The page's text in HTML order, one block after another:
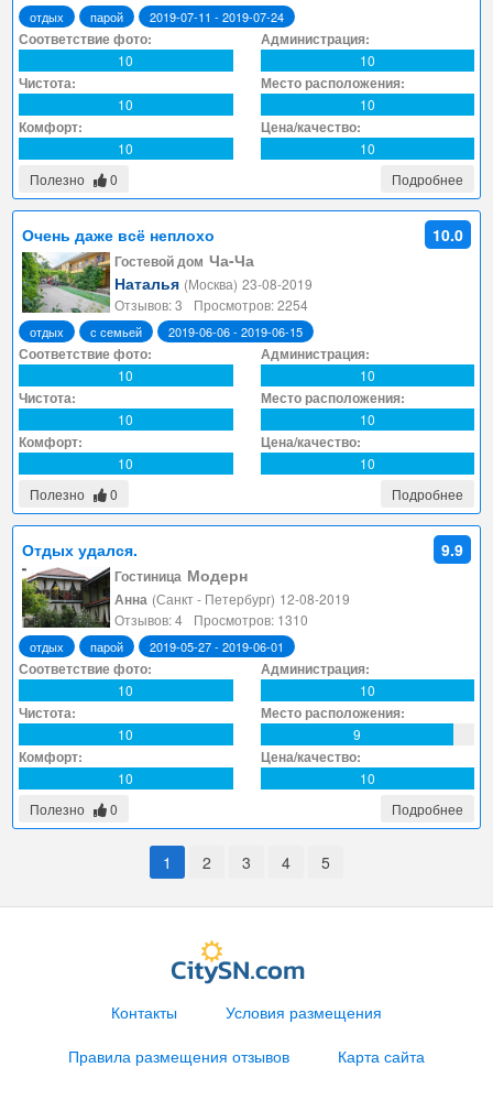
отдых парой 2019-07-11 - 2019-07-24
Соответствие фото:
10
Администрация:
10
Чистота:
10
Место расположения:
10
Комфорт:
10
Цена/качество:
10
Полезно
0 Подробнее
Очень даже всё неплохо 10.0
Гостевой дом Ча-Ча
Наталья (Москва) 23-08-2019
Отзывов: 3
Просмотров: 2254
отдых с семьей 2019-06-06 - 2019-06-15
Соответствие фото:
10
Администрация:
10
Чистота:
10
Место расположения:
10
Комфорт:
10
Цена/качество:
10
Полезно
0 Подробнее
Отдых удался. 9.9
Гостиница Модерн
Анна (Санкт - Петербург) 12-08-2019
Отзывов: 4
Просмотров: 1310
отдых парой 2019-05-27 - 2019-06-01
Соответствие фото:
10
Администрация:
10
Чистота:
10
Место расположения:
9
Комфорт:
10
Цена/качество:
10
Полезно
0 Подробнее
1 2 3 4 5
Контакты
Условия размещения
Правила размещения отзывов
Карта сайта